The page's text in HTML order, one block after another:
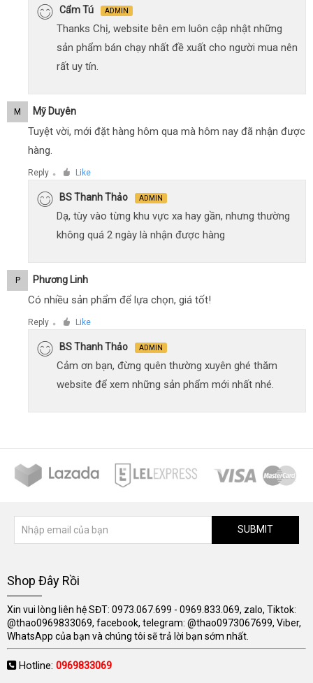
Cẩm Tú ADMIN
Thanks Chị, website bên em luôn cập nhật những
sản phẩm bán chạy nhất đề xuất cho người mua nên
rất uy tín.
M Mỹ Duyên
Tuyệt vời, mới đặt hàng hôm qua mà hôm nay đã nhận được
hàng.
Reply ● Like
BS Thanh Thảo ADMIN
Dạ, tùy vào từng khu vực xa hay gần, nhưng thường
không quá 2 ngày là nhận được hàng
P Phương Linh
Có nhiều sản phẩm để lựa chọn, giá tốt!
Reply ● Like
BS Thanh Thảo ADMIN
Cảm ơn bạn, đừng quên thường xuyên ghé thăm
website để xem những sản phẩm mới nhất nhé.
SUBMIT
Shop Đây Rồi
Xin vui lòng liên hệ SĐT: 0973.067.699 - 0969.833.069, zalo, Tiktok:
@thao0969833069, facebook, telegram: @thao0973067699, Viber,
WhatsApp của bạn và chúng tôi sẽ trả lời bạn sớm nhất.
Hotline: 0969833069